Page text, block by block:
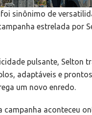
sinônimo de
estrelada por
pulsante, Selton
adaptáveis e
um novo enredo.
campanha aconteceu